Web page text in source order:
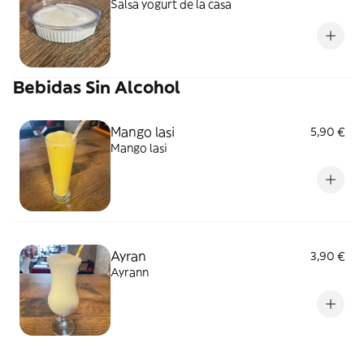
Salsa yogurt de la casa
Bebidas Sin Alcohol
Mango lasi
5,90 €
Mango lasi
Ayran
3,90 €
Ayrann